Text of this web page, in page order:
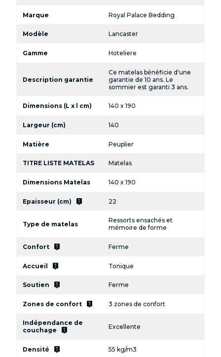
Marque Royal Palace Bedding
Modèle Lancaster
Gamme Hoteliere
Description garantie
Ce matelas bénéficie d'une
garantie de 10 ans. Le
sommier est garanti 3 ans.
Dimensions (L x l cm) 140 x 190
Largeur (cm) 140
Matière Peuplier
TITRE LISTE MATELAS Matelas
Dimensions Matelas 140 x 190
Epaisseur (cm) live_help 22
Type de matelas
Ressorts ensachés et
mémoire de forme
Confort live_help Ferme
Accueil live_help Tonique
Soutien live_help Ferme
Zones de confort live_help 3 zones de confort
Indépendance de
couchage
live_help Excellente
Densité live_help 55 kg/m3